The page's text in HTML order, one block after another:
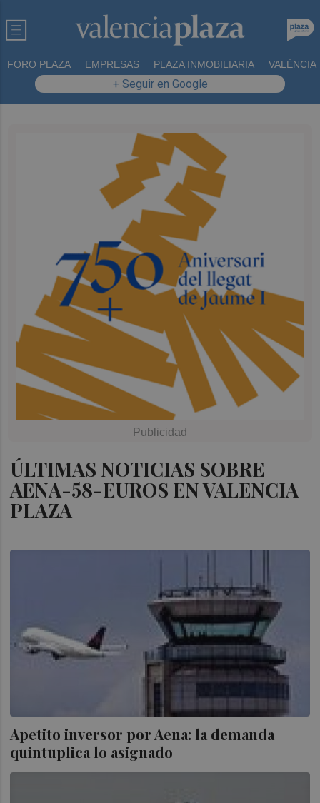
FORO PLAZA EMPRESAS PLAZA INMOBILIARIA VALÈNCIA
+ Seguir en Google
ÚLTIMAS NOTICIAS SOBRE
AENA-58-EUROS EN VALENCIA
PLAZA
Apetito inversor por Aena: la demanda
quintuplica lo asignado